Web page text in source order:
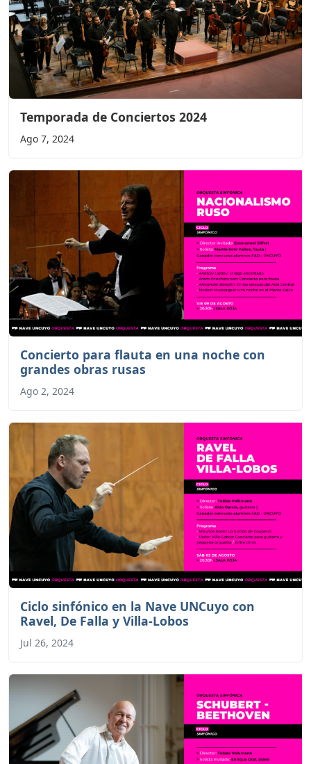
Temporada de Conciertos 2024
Ago 7, 2024
Concierto para flauta en una noche con
grandes obras rusas
Ago 2, 2024
Ciclo sinfónico en la Nave UNCuyo con
Ravel, De Falla y Villa-Lobos
Jul 26, 2024